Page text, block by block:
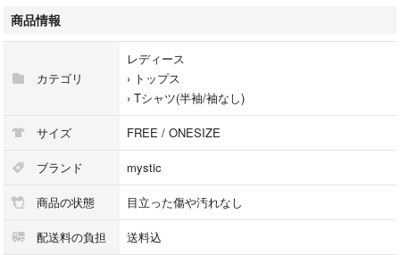
商品情報
カテゴリ
レディース
› トップス
› Tシャツ(半袖/袖なし)
サイズ FREE / ONESIZE
ブランド mystic
商品の状態 目立った傷や汚れなし
配送料の負担 送料込